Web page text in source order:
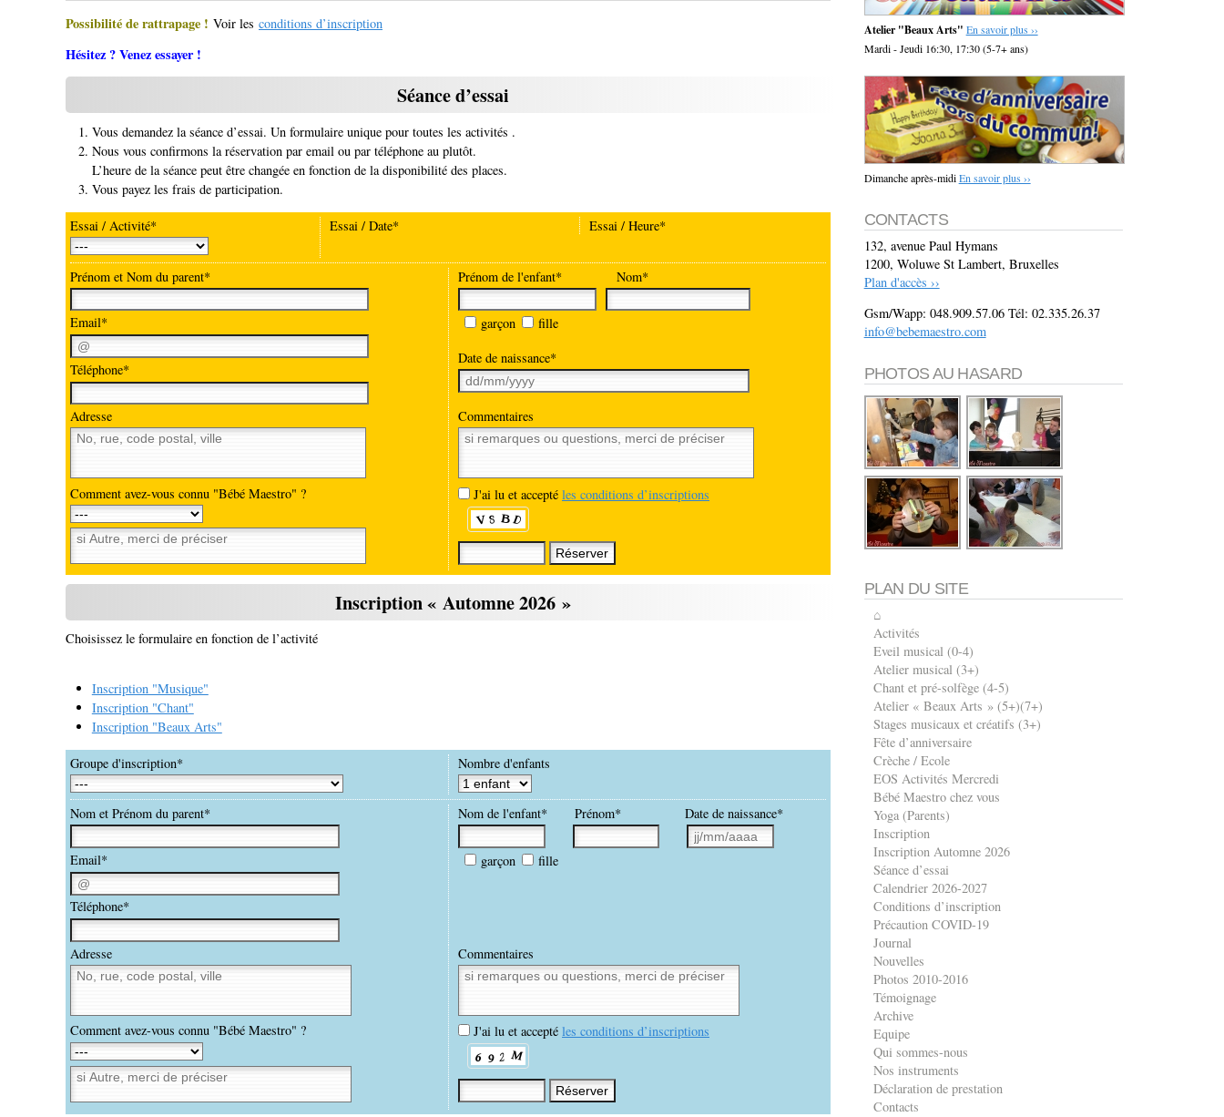
Possibilité de rattrapage ! Voir les conditions d’inscription
Hésitez ? Venez essayer !
Séance d’essai
Vous demandez la séance d’essai. Un formulaire unique pour toutes les activités .
Nous vous confirmons la réservation par email ou par téléphone au plutôt.
L’heure de la séance peut être changée en fonction de la disponibilité des places.
Vous payez les frais de participation.
Essai / Activité* Essai / Date* Essai / Heure*
Prénom et Nom du parent*
Email*
Téléphone*
Prénom de l'enfant* Nom*
garçon
fille
Date de naissance*
Adresse
Comment avez-vous connu "Bébé Maestro" ?
Commentaires
J'ai lu et accepté les conditions d’inscriptions
Inscription « Automne 2026 »
Choisissez le formulaire en fonction de l’activité
Inscription "Musique"
Inscription "Chant"
Inscription "Beaux Arts"
Groupe d'inscription* Nombre d'enfants
Nom et Prénom du parent*
Email*
Téléphone*
Nom de l'enfant* Prénom* Date de naissance*
garçon fille
Adresse
Comment avez-vous connu "Bébé Maestro" ?
Commentaires
J'ai lu et accepté les conditions d’inscriptions
Atelier "Beaux Arts" En savoir plus ››
Mardi - Jeudi 16:30, 17:30 (5-7+ ans)
Dimanche après-midiEn savoir plus ››
CONTACTS
132, avenue Paul Hymans
1200, Woluwe St Lambert, Bruxelles
Plan d'accès ››
Gsm/Wapp: 048.909.57.06 Tél: 02.335.26.37
info@bebemaestro.com
PHOTOS AU HASARD
PLAN DU SITE
⌂
Activités
Eveil musical (0-4)
Atelier musical (3+)
Chant et pré-solfège (4-5)
Atelier « Beaux Arts » (5+)(7+)
Stages musicaux et créatifs (3+)
Fête d’anniversaire
Crèche / Ecole
EOS Activités Mercredi
Bébé Maestro chez vous
Yoga (Parents)
Inscription
Inscription Automne 2026
Séance d’essai
Calendrier 2026-2027
Conditions d’inscription
Précaution COVID-19
Journal
Nouvelles
Photos 2010-2016
Témoignage
Archive
Equipe
Qui sommes-nous
Nos instruments
Déclaration de prestation
Contacts